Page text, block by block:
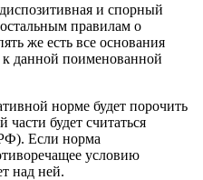
и спорный
правилам о
же есть все основания
к данной поименованной
норме будет порочить
будет считаться
Если норма
условию
над ней.